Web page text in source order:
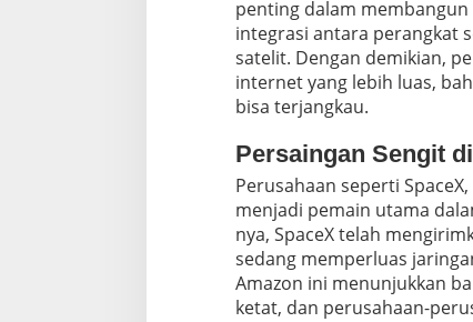
r
d
a
B
s
n
i
s
K
o
penting dalam
integrasi antara perangkat
satelit. Dengan demikian,
internet yang lebih luas,
bisa terjangkau.
Persaingan Sengit
Perusahaan seperti
menjadi pemain utama
nya, SpaceX telah
sedang memperluas
Amazon ini menunjukkan
ketat, dan perusahaan-